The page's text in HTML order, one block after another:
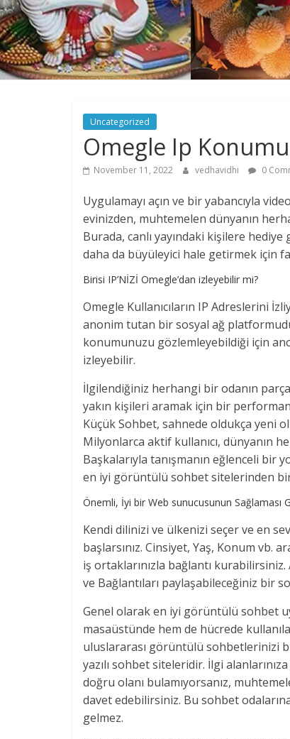
Uncategorized
Omegle Ip
November 11, 2022 vedhavidhi 0
Uygulamayı açın ve bir yabancıyla
evinizden, muhtemelen dünyanın
Burada, canlı yayındaki kişilere
daha da büyüleyici hale getirmek için
Birisi IP’NİZİ Omegle’dan izleyebilir mi?
Omegle Kullanıcıların IP Adreslerini
anonim tutan bir sosyal ağ
konumunuzu gözlemleyebildiği için
izleyebilir.
İlgilendiğiniz herhangi bir odanın
yakın kişileri aramak için bir
Küçük Sohbet, sahnede oldukça yeni
Milyonlarca aktif kullanıcı, dünyanın
Başkalarıyla tanışmanın eğlenceli bir
en iyi görüntülü sohbet sitelerinden
Önemli, İyi bir Web sunucusunun Sağlaması
Kendi dilinizi ve ülkenizi seçer ve en
başlarsınız. Cinsiyet, Yaş, Konum vb.
iş ortaklarınızla bağlantı
ve Bağlantıları paylaşabileceğiniz bir
Genel olarak en iyi görüntülü sohbet
masaüstünde hem de hücrede
uluslararası görüntülü sohbetlerinizi
yazılı sohbet siteleridir. İlgi
doğru olanı bulamıyorsanız,
davet edebilirsiniz. Bu sohbet
gelmez.